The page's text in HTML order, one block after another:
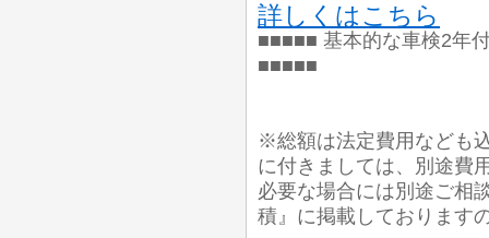
詳しくはこちら
■■■■■ 基本的な車検2年
■■■■■
※総額は法定費用なども
に付きましては、別途費
必要な場合には別途ご相
積』に掲載しております